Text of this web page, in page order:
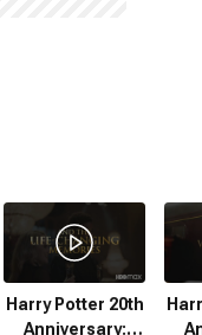
Harry Potter 20th
Anniversary: